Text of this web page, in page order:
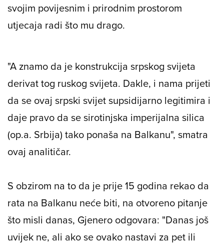
svojim povijesnim i prirodnim prostorom
utjecaja radi što mu drago.
"A znamo da je konstrukcija srpskog svijeta
derivat tog ruskog svijeta. Dakle, i nama prijeti
da se ovaj srpski svijet supsidijarno legitimira i
daje pravo da se sirotinjska imperijalna silica
(op.a. Srbija) tako ponaša na Balkanu", smatra
ovaj analitičar.
S obzirom na to da je prije 15 godina rekao da
rata na Balkanu neće biti, na otvoreno pitanje
što misli danas, Gjenero odgovara: "Danas još
uvijek ne, ali ako se ovako nastavi za pet ili